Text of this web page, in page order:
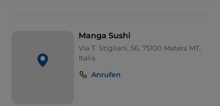
Manga Sushi
Via T. Stigliani, 56, 75100 Matera MT,
Italia
Anrufen